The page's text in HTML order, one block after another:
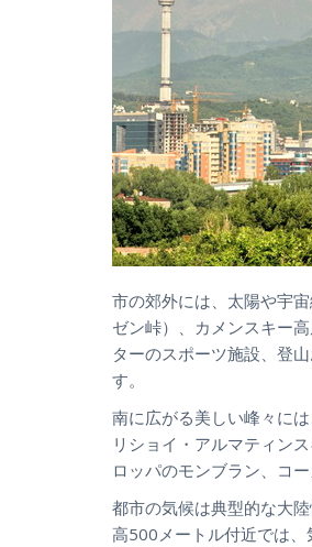
市の郊外には、太陽や宇
ゼン峠）、カメンスキー
ターのスポーツ施設、登
す。
南に広がる美しい峰々に
リショイ・アルマティン
ロッパのモンブラン、コ
都市の気候は典型的な大
高500メートル付近では